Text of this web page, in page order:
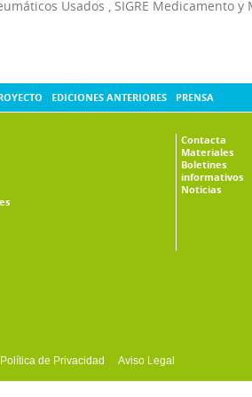
Usados SIGRE Medicamento
EDICIONES ANTERIORES PRENSA
Contacta
Materiales
Boletines
informativos
Noticias
Política de Privacidad Aviso Legal